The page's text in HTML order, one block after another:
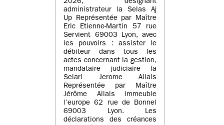
2026, désignant
administrateur la Selas Aj
Up Représentée par Maître
Eric Etienne-Martin 57 rue
Servient 69003 Lyon, avec
les pouvoirs : assister le
débiteur dans tous les
actes concernant la gestion,
mandataire judiciaire la
Selarl Jerome Allais
Représentée par Maître
Jérôme Allais immeuble
l’europe 62 rue de Bonnel
69003 Lyon. Les
déclarations des créances